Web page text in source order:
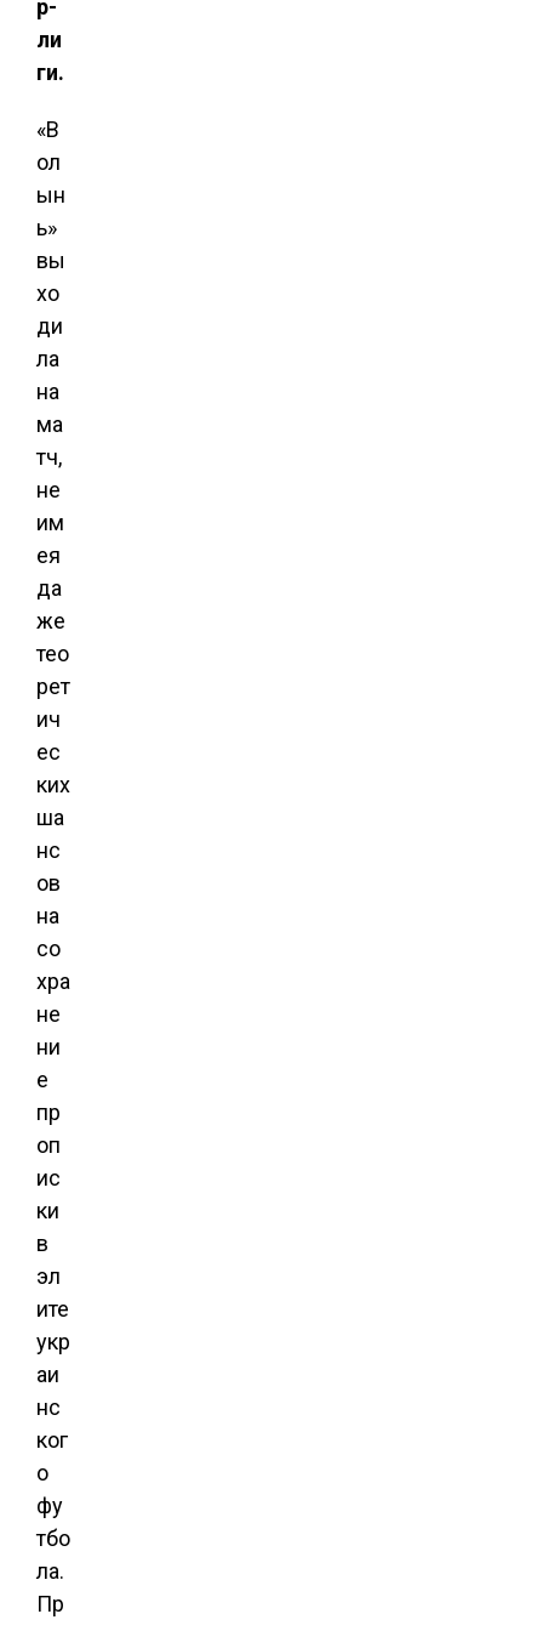
р-
ли
ги.
«В
ол
ын
ь»
вы
хо
ди
ла
на
ма
тч,
не
им
ея
да
же
тео
рет
ич
ес
ких
ша
нс
ов
на
со
хра
не
ни
е
пр
оп
ис
ки
в
эл
ите
укр
аи
нс
ког
о
фу
тбо
ла.
Пр